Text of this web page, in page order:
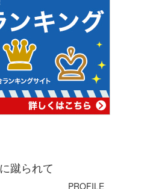
蹴られて
PROFILE